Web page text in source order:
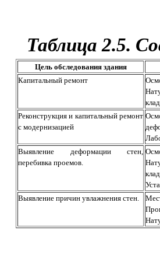
Таблица 2.5.
Цель обследования здания
Капитальный ремонт
Реконструкция и капитальный ремонт
с модернизацией
Выявление деформации стен,
перебивка проемов.
Выявление причин увлажнения стен.